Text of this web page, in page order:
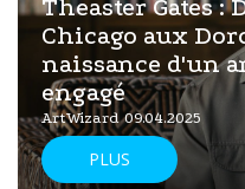
Theaster Gates :
Chicago aux
naissance d'un
engagé
ArtWizard 09.04.2025
PLUS